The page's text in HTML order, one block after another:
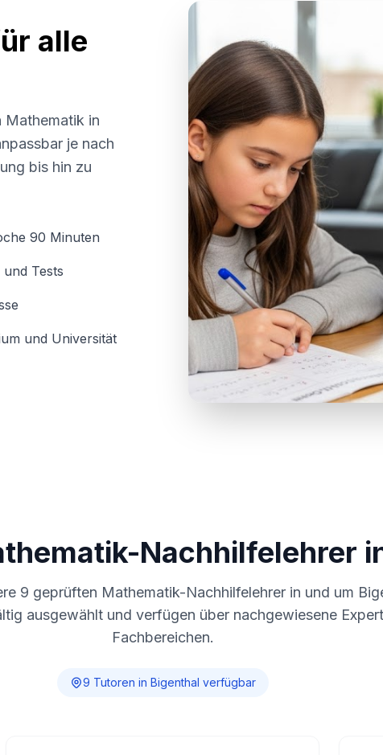
alle
Mathematik in
je nach
bis hin zu
90 Minuten
Tests
und Universität
Nachhilfelehrer
9 geprüften Mathematik-Nachhilfelehrer in und um
ausgewählt und verfügen über nachgewiesene
Fachbereichen.
9 Tutoren in Bigenthal verfügbar